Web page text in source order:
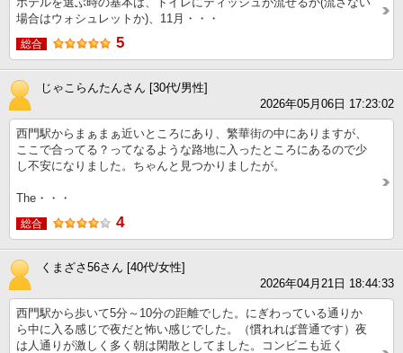
場合はウォシュレットか)、11月・・・
総合 5
じゃこらんたんさん [30代/男性]
2026年05月06日 17:23:02
西門駅からまぁまぁ近いところにあり、繁華街の中にありますが、
ここで合ってる？ってなるような路地に入ったところにあるので少
し不安になりました。ちゃんと見つかりましたが。
The・・・
総合 4
くまざさ56さん [40代/女性]
2026年04月21日 18:44:33
西門駅から歩いて5分～10分の距離でした。にぎわっている通りか
ら中に入る感じで夜だと怖い感じでした。（慣れれば普通です）夜
は人通りが激しく多く朝は閑散としてました。コンビニも近く